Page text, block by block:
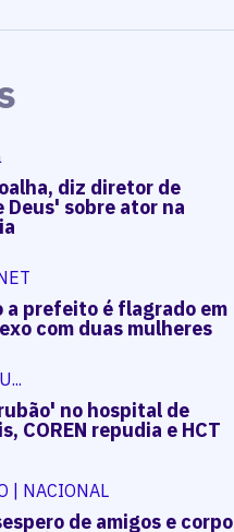
diz diretor de
Deus' sobre ator na
a prefeito é flagrado em
com duas mulheres
no hospital de
COREN repudia e HCT
| NACIONAL
de amigos e corpo